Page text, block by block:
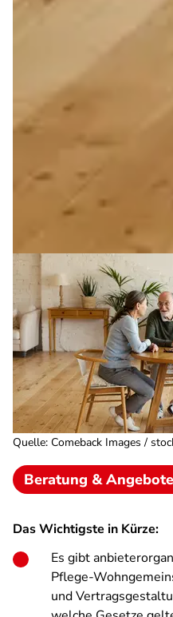
Quelle: Comeback Images /
Beratung & Angebote
Das Wichtigste in Kürze:
Es gibt
Pflege-
und